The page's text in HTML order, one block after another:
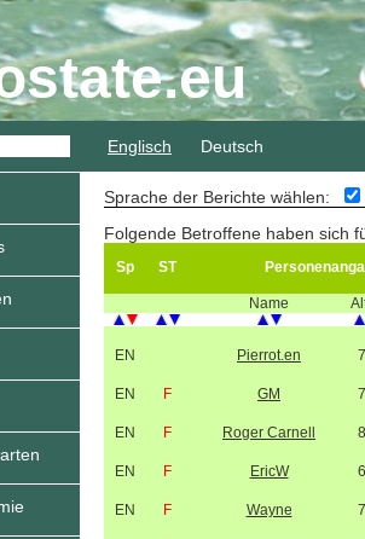
Englisch Deutsch
Sprache der Berichte wählen:
Folgende Betroffene haben sich
Sp ST
Name
EN Pierrot.en
EN F GM
EN F Roger Carnell
EN F EricW
EN F Wayne